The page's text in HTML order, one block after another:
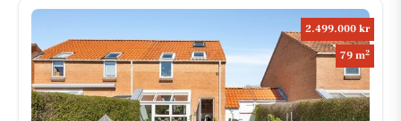
2.499.000 kr
79 m2